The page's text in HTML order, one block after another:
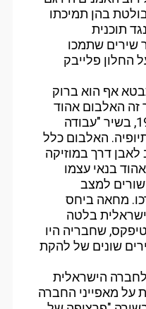
בהן תמיכתו
תוכנית
שתמכו
החלון פלייבק
אף הוא ברוק
האלבום אהוד
בנאי והפליטים משנת 1987, בשיר "עבודה
האלבום כלל
דרך במוזיקה
בנאי עצמו
למצב
מחאה ביחס
בלטה
שחבריה היו
שונים של להקת
לחברה הישראלית
על מאפייני החברה